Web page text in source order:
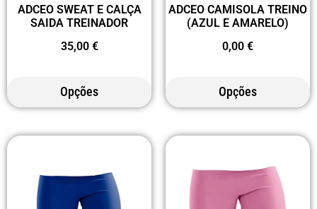
ADCEO SWEAT E CALÇA
SAIDA TREINADOR
35,00 €
Opções
ADCEO CAMISOLA TREINO
(AZUL E AMARELO)
0,00 €
Opções